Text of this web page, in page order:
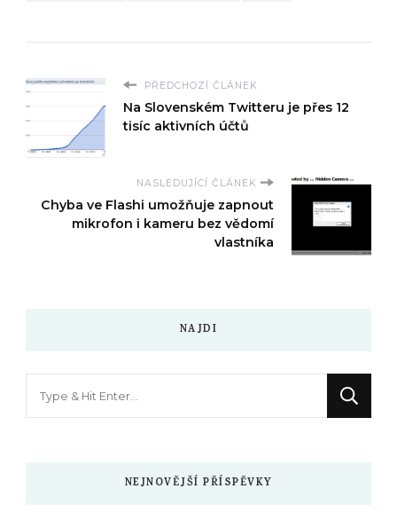
PŘEDCHOZÍ ČLÁNEK
Na Slovenském Twitteru je přes 12
tisíc aktivních účtů
NASLEDUJÍCÍ ČLÁNEK
Chyba ve Flashi umožňuje zapnout
mikrofon i kameru bez vědomí
vlastníka
NAJDI
NEJNOVĚJŠÍ PŘÍSPĚVKY